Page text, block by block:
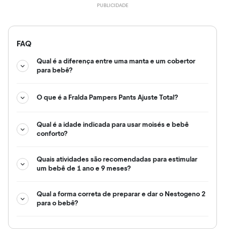
FAQ
Qual é a diferença entre uma manta e um cobertor
para bebê?
O que é a Fralda Pampers Pants Ajuste Total?
Qual é a idade indicada para usar moisés e bebê
conforto?
Quais atividades são recomendadas para estimular
um bebê de 1 ano e 9 meses?
Qual a forma correta de preparar e dar o Nestogeno 2
para o bebê?